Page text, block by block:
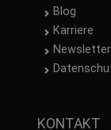
Blog
Karriere
Newsletter
KONTAKT